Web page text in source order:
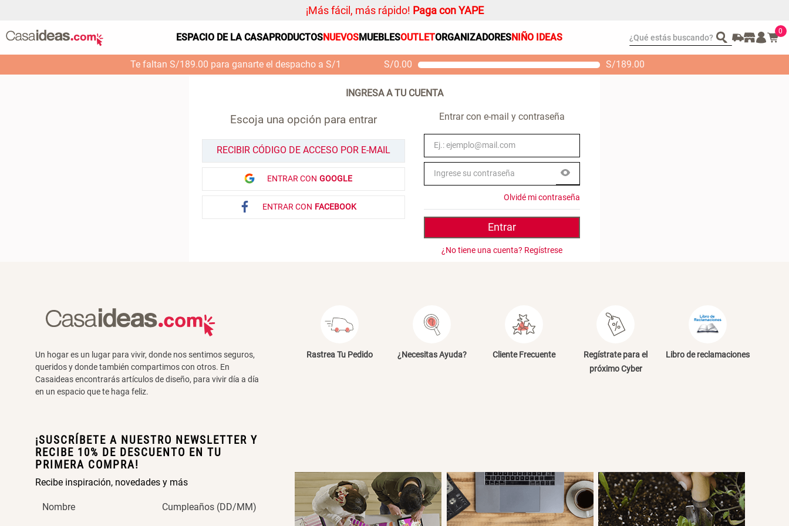
¡Más fácil, más rápido! Paga con YAPE
ESPACIO DE LA CASAPRODUCTOSNUEVOSMUEBLESOUTLETORGANIZADORESNIÑO IDEAS ¿Qué estás buscando? 0
Te faltan S/189.00 para ganarte el despacho a S/1 S/0.00 S/189.00
Escoja una opción para entrar
RECIBIR CÓDIGO DE ACCESO POR E-MAIL
ENTRAR CON GOOGLE
ENTRAR CON FACEBOOK
Entrar con e-mail y contraseña
Olvidé mi contraseña
Entrar
¿No tiene una cuenta? Regístrese
Un hogar es un lugar para vivir, donde nos sentimos seguros,
queridos y donde también compartimos con otros. En
Casaideas encontrarás artículos de diseño, para vivir día a día
en un espacio que te haga feliz.
¡SUSCRÍBETE A NUESTRO NEWSLETTER Y
RECIBE 10% DE DESCUENTO EN TU
PRIMERA COMPRA!
Recibe inspiración, novedades y más
Nombre Cumpleaños (DD/MM)
Rastrea Tu Pedido ¿Necesitas Ayuda? Cliente Frecuente
Regístrate para el
próximo Cyber
Libro de reclamaciones
Bambú Inodoro con
Puerta 65x28x171 cm
S/ 349.00S/ 261.00 S/ 104.00
Organizador
Cojin
Almohada
Mantel
Platos